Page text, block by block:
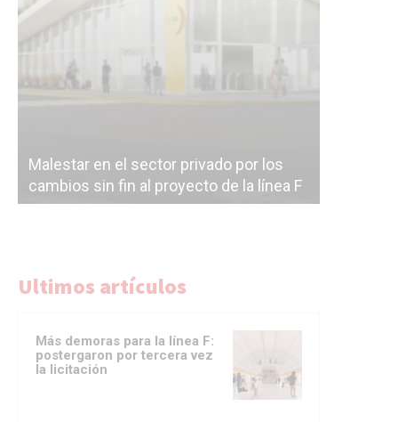
Malestar en el sector privado por los
cambios sin fin al proyecto de la línea F
Ultimos artículos
Más demoras para la línea F:
postergaron por tercera vez
la licitación